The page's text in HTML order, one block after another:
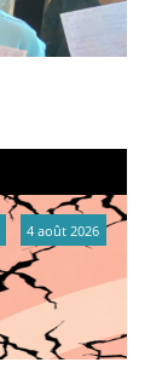
4 août 2026